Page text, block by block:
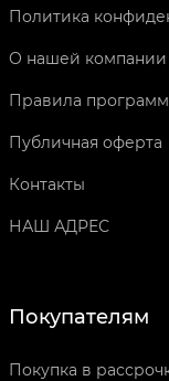
Политика
О нашей компании
Правила
Публичная оферта
Контакты
НАШ АДРЕС
Покупателям
Покупка в